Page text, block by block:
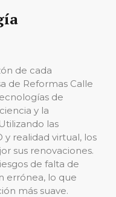
de cada
de Reformas Calle
de
y la
las
realidad virtual, los
sus renovaciones.
de falta de
errónea, lo que
más suave.